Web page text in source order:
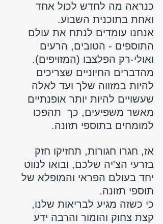
כנראה מה לחדש לכול אחד
ואחת בתוכנית השבוע.
אנחנו עומדים לנתח את עולם
התוספים - הטובים, הרעים
ואולי-רק הפלצבו (המזויפים).
מהדברים החיוניים שצריכים
להיות במזווה שלך ועד לאלה
שעשויים להיות יותר אופנתיים
מאשר משפיעים, כך  תהפכו
למומחים בתוספי תזונה.
אז, חגרו חגורות, תחזיקו חזק
בזרעי הצ'יה שלכם, ובואו לנווט
יחד בעולם הפראי והמופלא של
תוספי תזונה.
כי כשזה מגיע לבריאות שלנו,
קצת צחוק והומור והרבה ידע